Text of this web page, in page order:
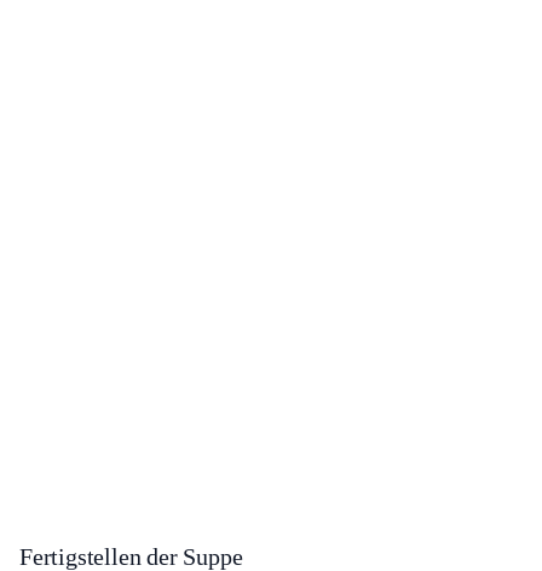
Fertigstellen der Suppe